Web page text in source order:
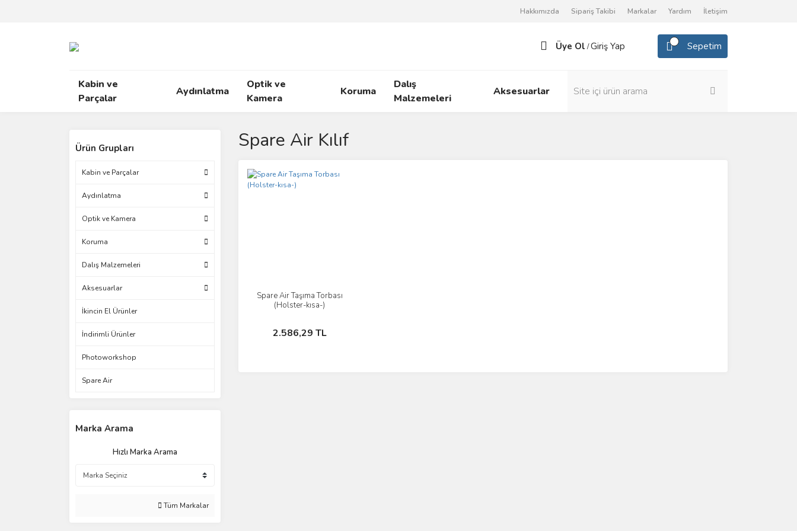
Hakkımızda Sipariş Takibi Markalar Yardım İletişim
Üye Ol /Giriş Yap Sepetim
Kabin ve
Parçalar
Aydınlatma
Optik ve
Kamera
Koruma
Dalış
Malzemeleri
Aksesuarlar
Ürün Grupları
Kabin ve Parçalar
Aydınlatma
Optik ve Kamera
Koruma
Dalış Malzemeleri
Aksesuarlar
İkincin El Ürünler
İndirimli Ürünler
Photoworkshop
Spare Air
Marka Arama
Hızlı Marka Arama
Tüm Markalar
Spare Air Kılıf
Spare Air Taşıma Torbası
(Holster-kısa-)
2.586,29 TL
İncele
Sepete Ekle